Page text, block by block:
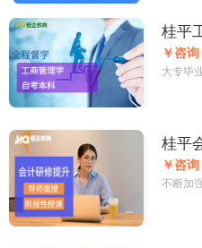
桂平
￥咨询
大专毕
桂平
￥咨询
不断加